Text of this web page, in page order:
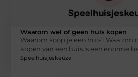
Waarom wel of geen huis kopen
Waarom koop je een huis? Waarom
kopen van een huis is een enorme
Speelhuisjeskeuze